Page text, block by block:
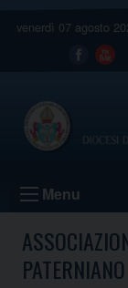
venerdì 07 agosto
Menu